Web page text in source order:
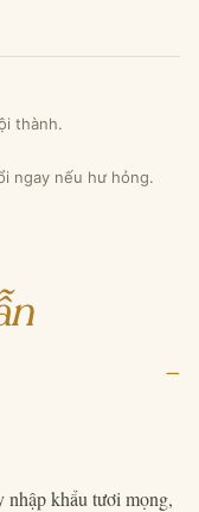
thành.
ngay nếu hư hỏng.
–
nhập khẩu tươi mọng,